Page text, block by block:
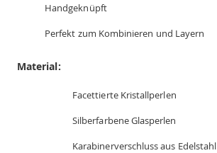
Handgeknüpft
Perfekt zum Kombinieren und Layern
Material:
Facettierte Kristallperlen
Silberfarbene Glasperlen
Karabinerverschluss aus Edelstahl